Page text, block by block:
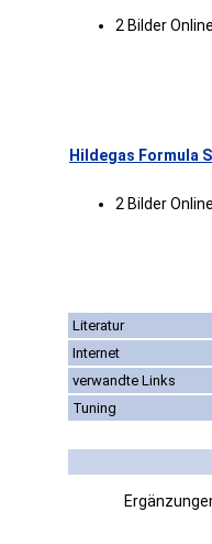
2 Bilder Online
Hildegas Formula
2 Bilder Online
Literatur
Internet
verwandte Links
Tuning